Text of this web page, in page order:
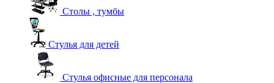
Столы , тумбы
Стулья для детей
Стулья офисные для персонала